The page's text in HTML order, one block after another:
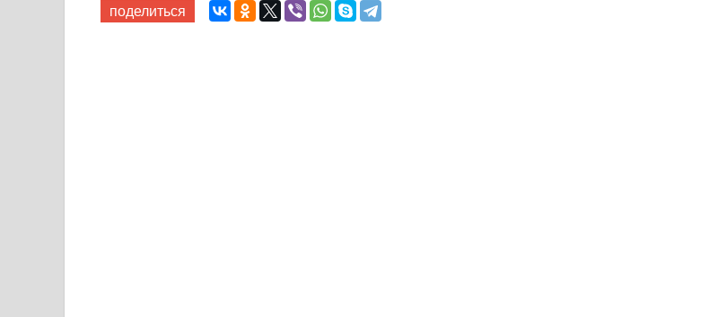
поделиться